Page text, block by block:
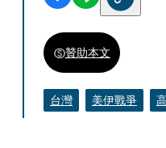
贊助本文
台灣 美伊戰爭